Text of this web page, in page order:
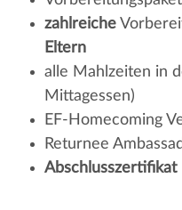
zahlreiche
Eltern
alle Mahlzeiten in
Mittagessen)
EF-Homecoming
Returnee
Abschlusszertifikat